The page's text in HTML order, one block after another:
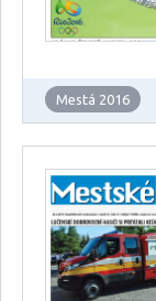
Mestá 2016